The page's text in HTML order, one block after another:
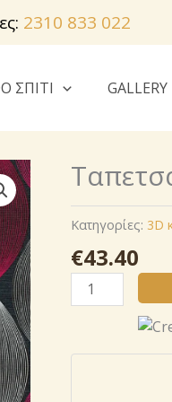
2310 833 022
ΣΠΙΤΙ GALLERY
Κατηγορίες: 3D
€43.40
Ταπετσαρία
AS
340674 ,